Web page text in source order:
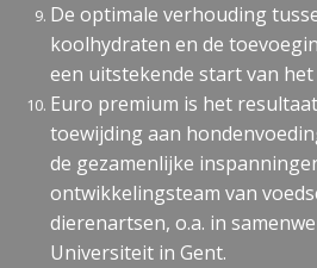
De optimale verhouding
koolhydraten en de
een uitstekende start van
Euro premium is het
toewijding aan
de gezamenlijke
ontwikkelingsteam van
dierenartsen, o.a. in
Universiteit in Gent.